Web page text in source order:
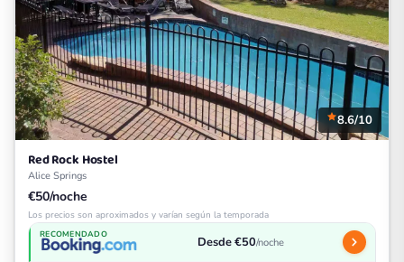
8.6/10
Red Rock Hostel
Alice Springs
€50/noche
Los precios son aproximados y varían según la temporada
RECOMENDADO Desde €50/noche